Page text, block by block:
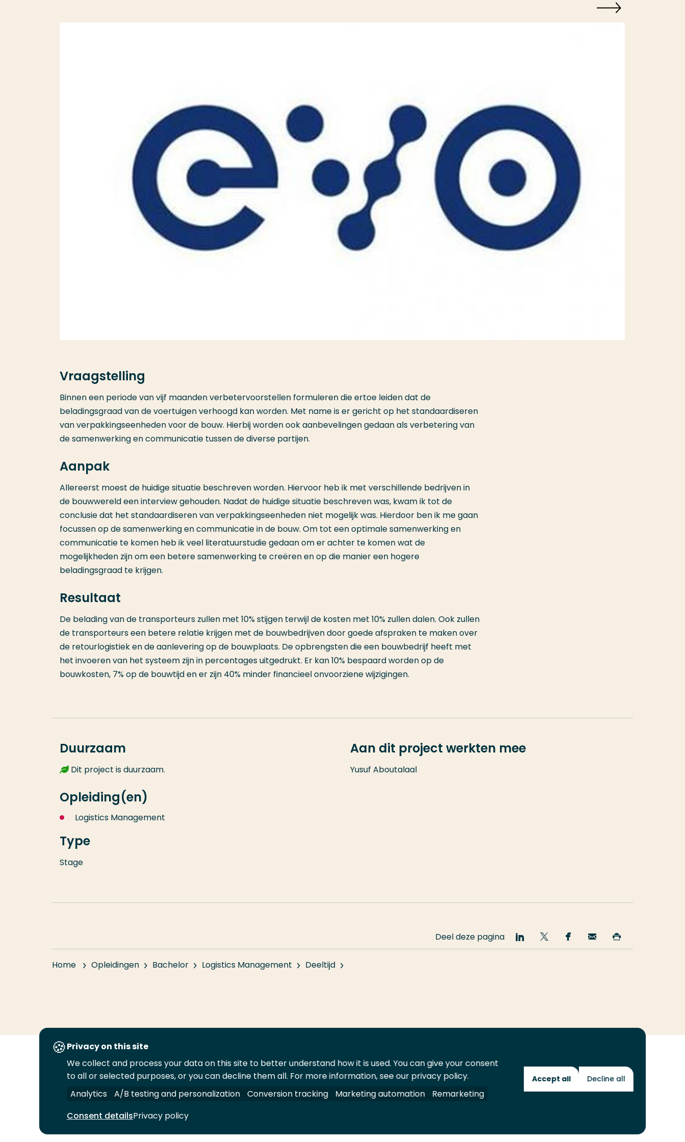
Vraagstelling
Binnen een periode van vijf maanden verbetervoorstellen formuleren die ertoe leiden dat de
beladingsgraad van de voertuigen verhoogd kan worden. Met name is er gericht op het standaardiseren
van verpakkingseenheden voor de bouw. Hierbij worden ook aanbevelingen gedaan als verbetering van
de samenwerking en communicatie tussen de diverse partijen.
Aanpak
Allereerst moest de huidige situatie beschreven worden. Hiervoor heb ik met verschillende bedrijven in
de bouwwereld een interview gehouden. Nadat de huidige situatie beschreven was, kwam ik tot de
conclusie dat het standaardiseren van verpakkingseenheden niet mogelijk was. Hierdoor ben ik me gaan
focussen op de samenwerking en communicatie in de bouw. Om tot een optimale samenwerking en
communicatie te komen heb ik veel literatuurstudie gedaan om er achter te komen wat de
mogelijkheden zijn om een betere samenwerking te creëren en op die manier een hogere
beladingsgraad te krijgen.
Resultaat
De belading van de transporteurs zullen met 10% stijgen terwijl de kosten met 10% zullen dalen. Ook zullen
de transporteurs een betere relatie krijgen met de bouwbedrijven door goede afspraken te maken over
de retourlogistiek en de aanlevering op de bouwplaats. De opbrengsten die een bouwbedrijf heeft met
het invoeren van het systeem zijn in percentages uitgedrukt. Er kan 10% bespaard worden op de
bouwkosten, 7% op de bouwtijd en er zijn 40% minder financieel onvoorziene wijzigingen.
Duurzaam
Dit project is duurzaam.
Opleiding(en)
Logistics Management
Type
Stage
Aan dit project werkten mee
Yusuf Aboutalaal
Home Opleidingen Bachelor Logistics Management Deeltijd
Deel deze pagina
Deel
op
Deel
op
Deel
op
Email
deze deze
Volg
ons
op
Volg
ons
op
Volg
ons
op
Volg
ons
op
Juridisch Security A-Z Index Contact Leveranciers Toekomstmakers
© 2026 Hogeschool Rotterdam. Alle rechten voorbehouden.
Privacy on this site
We collect and process your data on this site to better understand how it is used. You can give your consent
to all or selected purposes, or you can decline them all. For more information, see our privacy policy.
Analytics
A/B testing and personalization Conversion tracking Marketing automation Remarketing
Accept all Decline all
Consent detailsPrivacy policy